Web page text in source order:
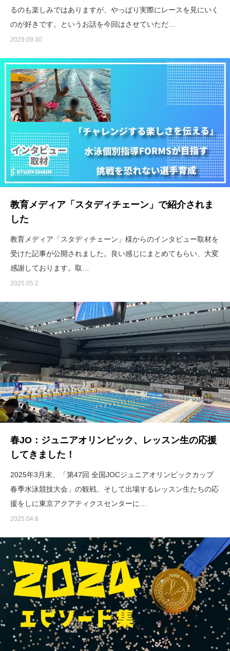
るのも楽しみではありますが、やっぱり実際にレースを見にいく
のが好きです。というお話を今回はさせていただ…
2025.09.30
教育メディア「スタディチェーン」で紹介されま
した
教育メディア「スタディチェーン」様からのインタビュー取材を
受けた記事が公開されました。良い感じにまとめてもらい、大変
感謝しております。取…
2025.05.2
春JO：ジュニアオリンピック、レッスン生の応援
してきました！
2025年3月末、「第47回 全国JOCジュニアオリンピックカップ
春季水泳競技大会」の観戦、そして出場するレッスン生たちの応
援をしに東京アクアティクスセンターに…
2025.04.8